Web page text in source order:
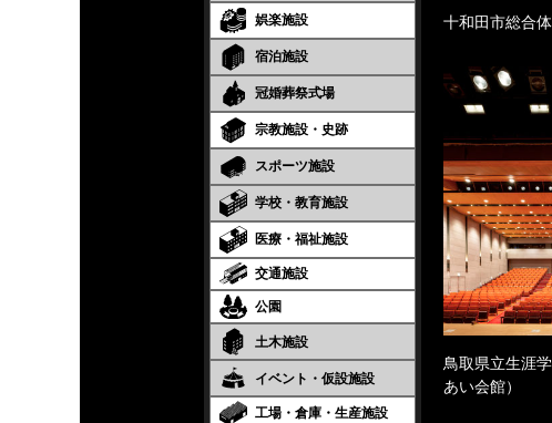
娯楽施設
宿泊施設
冠婚葬祭式場
宗教施設・史跡
スポーツ施設
学校・教育施設
医療・福祉施設
交通施設
公園
土木施設
イベント・仮設施設
工場・倉庫・生産施設
十和田市総合
鳥取県立生涯
あい会館）